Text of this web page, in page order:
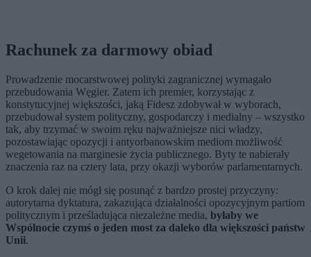
Rachunek za darmowy obiad
Prowadzenie mocarstwowej polityki zagranicznej wymagało
przebudowania Węgier. Zatem ich premier, korzystając z
konstytucyjnej większości, jaką Fidesz zdobywał w wyborach,
przebudował system polityczny, gospodarczy i medialny – wszystko
tak, aby trzymać w swoim ręku najważniejsze nici władzy,
pozostawiając opozycji i antyorbanowskim mediom możliwość
wegetowania na marginesie życia publicznego. Byty te nabierały
znaczenia raz na cztery lata, przy okazji wyborów parlamentarnych.
O krok dalej nie mógł się posunąć z bardzo prostej przyczyny:
autorytarna dyktatura, zakazująca działalności opozycyjnym partiom
politycznym i prześladująca niezależne media, byłaby we
Wspólnocie czymś o jeden most za daleko dla większości państw
Unii.